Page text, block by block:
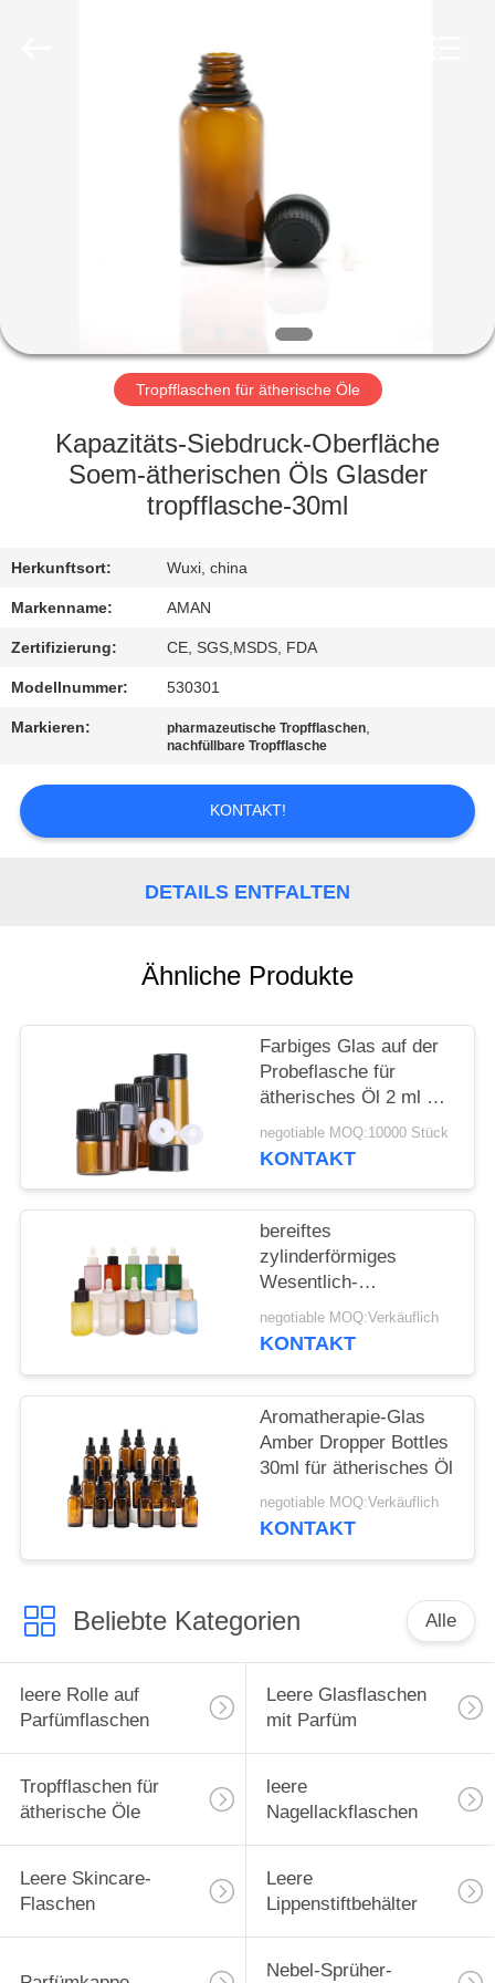
VR-
SHOW
ÜBER
QUALITÄTSKONTROLLE
KONTAKT
MIT
NACHRICHT
ANGEBOT
ANFORDERN
PRIVACY
POLICY
Tropfflaschen für ätherische Öle
Kapazitäts-Siebdruck-Oberfläche
Soem-ätherischen Öls Glasder
tropfflasche-30ml
Herkunftsort: Wuxi, china
Markenname: AMAN
Zertifizierung: CE, SGS,MSDS, FDA
Modellnummer: 530301
Markieren: pharmazeutische Tropfflaschen,
nachfüllbare Tropfflasche
KONTAKT!
DETAILS ENTFALTEN
Ähnliche Produkte
Farbiges Glas auf der
Probeflasche für
ätherisches Öl 2 ml 3
ml 5 ml
negotiable MOQ:10000 Stück
KONTAKT
bereiftes
zylinderförmiges
Wesentlich-
kosmetisches flaches
Schulter-
negotiable MOQ:Verkäuflich
KONTAKT
Aromatherapie-Glas
Amber Dropper Bottles
30ml für ätherisches Öl
negotiable MOQ:Verkäuflich
KONTAKT
Beliebte Kategorien Alle
leere Rolle auf
Parfümflaschen
Leere Glasflaschen
mit Parfüm
Tropfflaschen für
ätherische Öle
leere
Nagellackflaschen
Leere Skincare-
Flaschen
Leere
Lippenstiftbehälter
Nebel-Sprüher-